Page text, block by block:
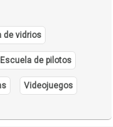
de vidrios
Escuela de pilotos
Videojuegos